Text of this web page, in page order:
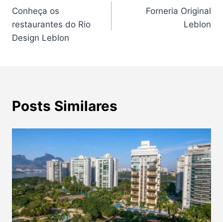
de
Post
Conheça os
restaurantes do Rio
Design Leblon
Forneria Original
Leblon
Posts Similares